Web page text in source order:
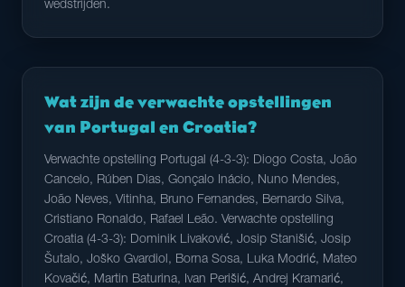
wedstrijden.
Wat zijn de verwachte opstellingen
van Portugal en Croatia?
Verwachte opstelling Portugal (4-3-3): Diogo Costa, João
Cancelo, Rúben Dias, Gonçalo Inácio, Nuno Mendes,
João Neves, Vitinha, Bruno Fernandes, Bernardo Silva,
Cristiano Ronaldo, Rafael Leão. Verwachte opstelling
Croatia (4-3-3): Dominik Livaković, Josip Stanišić, Josip
Šutalo, Joško Gvardiol, Borna Sosa, Luka Modrić, Mateo
Kovačić, Martin Baturina, Ivan Perišić, Andrej Kramarić,